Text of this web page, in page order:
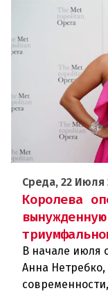
Среда, 22 Июля
Королева
В начале июля
Анна